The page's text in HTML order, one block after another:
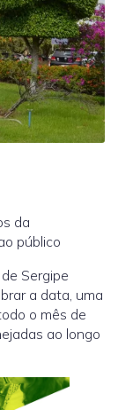
da
público
Sergipe
a data, uma
o mês de
ao longo